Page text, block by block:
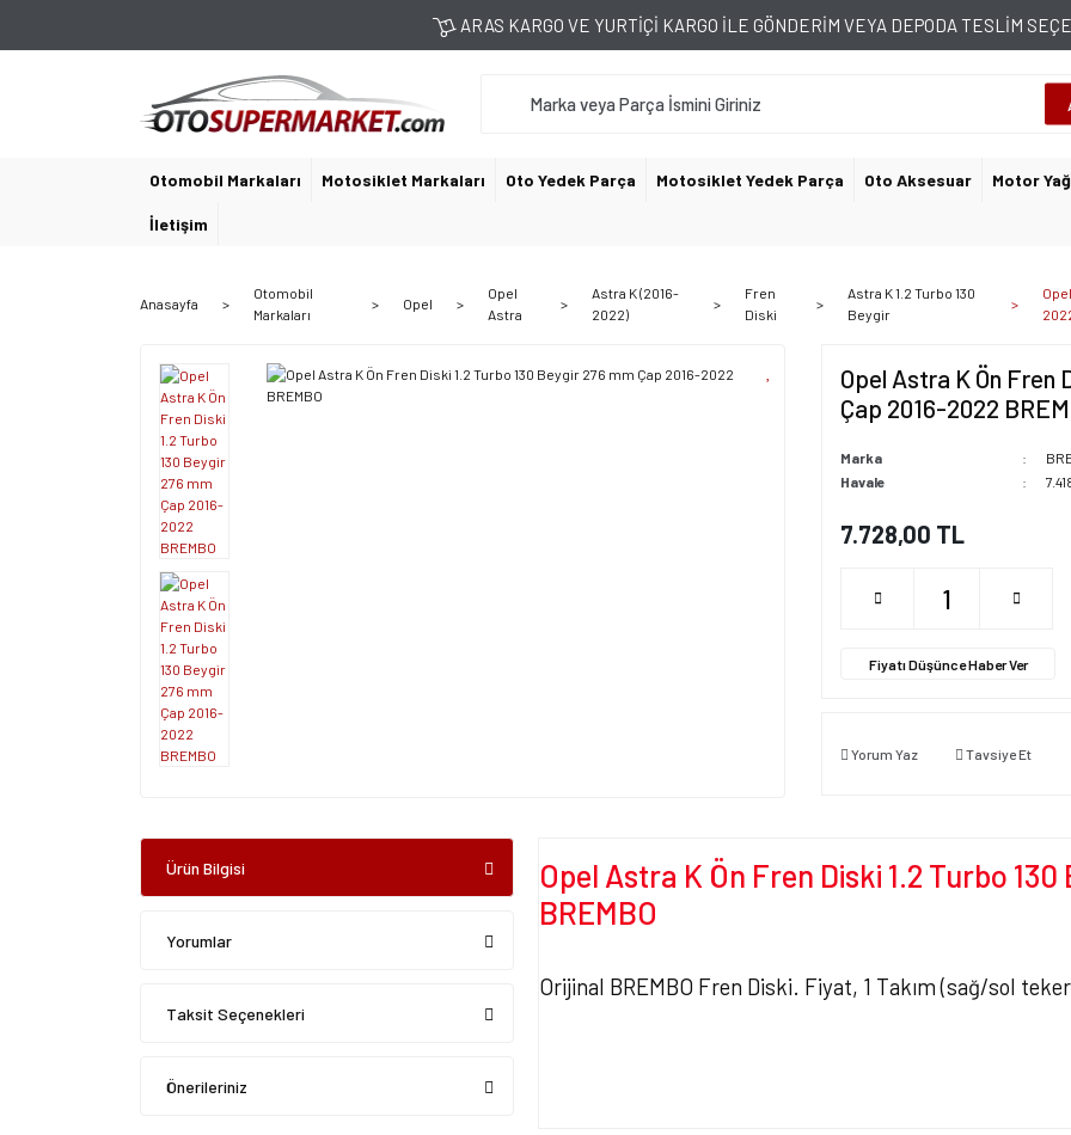
ARAS KARGO VE YURTİÇİ KARGO İLE GÖNDERİM VEYA DEPODA TESLİM
Otomobil Markaları Motosiklet Markaları Oto Yedek Parça Motosiklet Yedek Parça Oto Aksesuar Motor
İletişim
Anasayfa
Otomobil
Markaları
Opel
Opel
Astra
Astra K (2016-
2022)
Fren
Diski
Astra K 1.2 Turbo 130
Beygir
Opel Astra K Ön Fren
Çap 2016-2022
Marka
Havale
7.728,00 TL
Fiyatı Düşünce Haber Ver
Yorum Yaz Tavsiye Et
Ürün Bilgisi
Yorumlar
Taksit Seçenekleri
Önerileriniz
Opel Astra K Ön Fren Diski 1.2 Turbo
BREMBO
Orijinal BREMBO Fren Diski. Fiyat, 1 Takım (sağ/sol